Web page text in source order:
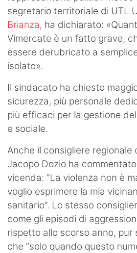
segretario territoriale di UTL
Brianza, ha dichiarato:
Vimercate è un fatto grave,
essere derubricato a
isolato».
Il sindacato ha chiesto
sicurezza, più personale
più efficaci per la gestione
e sociale.
Anche il consigliere regionale
Jacopo Dozio ha
vicenda: “La violenza non è
voglio esprimere la mia
sanitario”. Lo stesso
come gli episodi di
rispetto allo scorso anno, pur
che “solo quando questo